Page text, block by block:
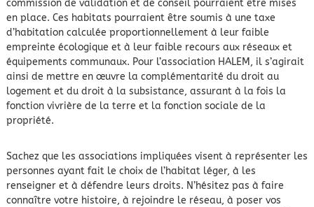
commission de validation et de conseil pourraient être mises
en place. Ces habitats pourraient être soumis à une taxe
d’habitation calculée proportionnellement à leur faible
empreinte écologique et à leur faible recours aux réseaux et
équipements communaux. Pour l’association HALEM, il s’agirait
ainsi de mettre en œuvre la complémentarité du droit au
logement et du droit à la subsistance, assurant à la fois la
fonction vivrière de la terre et la fonction sociale de la
propriété.
Sachez que les associations impliquées visent à représenter les
personnes ayant fait le choix de l’habitat léger, à les
renseigner et à défendre leurs droits. N’hésitez pas à faire
connaître votre histoire, à rejoindre le réseau, à poser vos